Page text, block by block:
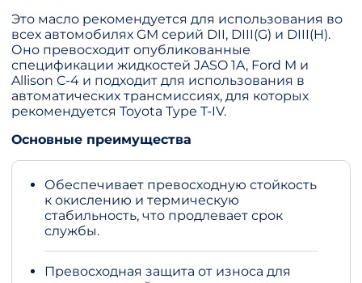
Это масло рекомендуется для использования во
всех автомобилях GM серий DII, DIII(G) и DIII(H).
Оно превосходит опубликованные
спецификации жидкостей JASO 1A, Ford M и
Allison C-4 и подходит для использования в
автоматических трансмиссиях, для которых
рекомендуется Toyota Type T-IV.
Основные преимущества
Обеспечивает превосходную стойкость
к окислению и термическую
стабильность, что продлевает срок
службы.
Превосходная защита от износа для